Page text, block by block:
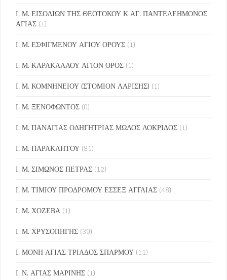
Ι. Μ. ΕΙΣΟΔΙΩΝ ΤΗΣ ΘΕΟΤΟΚΟΥ Κ ΑΓ. ΠΑΝΤΕΛΕΗΜΟΝΟΣ
ΑΓΙΑΣ (1)
Ι. Μ. ΕΣΦΙΓΜΕΝΟΥ ΑΓΙΟΥ ΟΡΟΥΣ (1)
Ι. Μ. ΚΑΡΑΚΑΛΛΟΥ ΑΓΙΟΝ ΟΡΟΣ (1)
Ι. Μ. ΚΟΜΝΗΝΕΙΟΥ (ΣΤΟΜΙΟΝ ΛΑΡΙΣΗΣ) (1)
Ι. Μ. ΞΕΝΟΦΩΝΤΟΣ (0)
Ι. Μ. ΠΑΝΑΓΙΑΣ ΟΔΗΓΗΤΡΙΑΣ ΜΩΛΟΣ ΛΟΚΡΙΔΟΣ (1)
Ι. Μ. ΠΑΡΑΚΛΗΤΟΥ (91)
Ι. Μ. ΣΙΜΩΝΟΣ ΠΕΤΡΑΣ (12)
Ι. Μ. ΤΙΜΙΟΥ ΠΡΟΔΡΟΜΟΥ ΕΣΣΕΞ ΑΓΓΛΙΑΣ (48)
Ι. Μ. ΧΟΖΕΒΑ (1)
Ι. Μ. ΧΡΥΣΟΠΗΓΗΣ (30)
Ι. ΜΟΝΗ ΑΓΙΑΣ ΤΡΙΑΔΟΣ ΣΠΑΡΜΟΥ (11)
Ι. Ν. ΑΓΙΑΣ ΜΑΡΙΝΗΣ (1)